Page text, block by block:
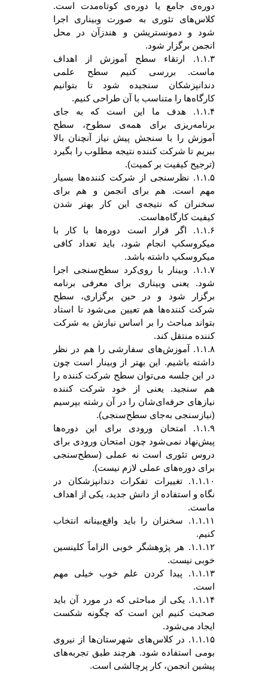
دوره‌ی جامع یا دوره‌ی کوتاه‌مدت است.
کلاس‌های تئوری به صورت وبیناری اجرا
شود و دمونستریشن و هندزآن در محل
انجمن برگزار شود.
۱.۱.۳. ارتقاء سطح آموزش از اهداف
ماست. بررسی کنیم سطح علمی
دندانپزشکان سنجیده شود تا بتوانیم
کارگاه‌ها را متناسب با آن طراحی کنیم.
۱.۱.۴. هدف ما این است که به جای
برنامه‌ریزی برای همه‌ی سطوح، سطح
آموزش را با سنجش پیش نیاز آنچنان بالا
ببریم تا شرکت کننده نتیجه مطلوب را بگیرد
(ترجیح کیفیت بر کمیت).
۱.۱.۵. نظرسنجی از شرکت کننده‌ها بسیار
مهم است. هم برای انجمن و هم برای
سخنران که نتیجه‌ی این کار بهتر شدن
کیفیت کارگاه‌هاست.
۱.۱.۶. اگر قرار است دوره‌ها با کار با
میکروسکپ انجام شود، باید تعداد کافی
میکروسکپ داشته باشد.
۱.۱.۷. وبینار با روی‌کرد سطح‌سنجی اجرا
شود. یعنی وبیناری برای معرفی برنامه
برگزار شود و در حین برگزاری، سطح
شرکت کننده‌ها هم تعیین می‌شود تا استاد
بتواند مباحث را بر اساس نیازش به شرکت
کننده منتقل کند.
۱.۱.۸. آموزش‌های سفارشی را هم در نظر
داشته باشیم. این بهتر از وبینار است چون
در این جلسه می‌توان سطح شرکت کننده را
هم سنجید. یعنی از خود شرکت کننده
نیازهای حرفه‌ای‌شان را در آن رشته بپرسیم
(نیازسنجی به‌جای سطح‌سنجی).
۱.۱.۹. امتحان ورودی برای این دوره‌ها
پیش‌نهاد نمی‌شود چون امتحان ورودی برای
دروس تئوری است نه عملی (سطح‌سنجی
برای دوره‌های عملی لازم نیست).
۱.۱.۱۰. تغییرات تفکرات دندانپزشکان در
نگاه و استفاده از دانش جدید، یکی از اهداف
ماست.
۱.۱.۱۱. سخنران را باید واقع‌بینانه انتخاب
کنیم.
۱.۱.۱۲. هر پژوهشگر خوبی الزاماً کلینسین
خوبی نیست.
۱.۱.۱۳. پیدا کردن علم خوب خیلی مهم
است.
۱.۱.۱۴. یکی از مباحثی که در مورد آن باید
صحبت کنیم این است که چگونه شکست
ایجاد می‌شود.
۱.۱.۱۵. در کلاس‌های شهرستان‌ها از نیروی
بومی استفاده شود. هرچند طبق تجربه‌های
پیشین انجمن، کار پرچالشی است.